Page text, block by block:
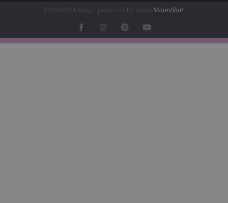
© SMARTA blog - powered by team MoonShot.